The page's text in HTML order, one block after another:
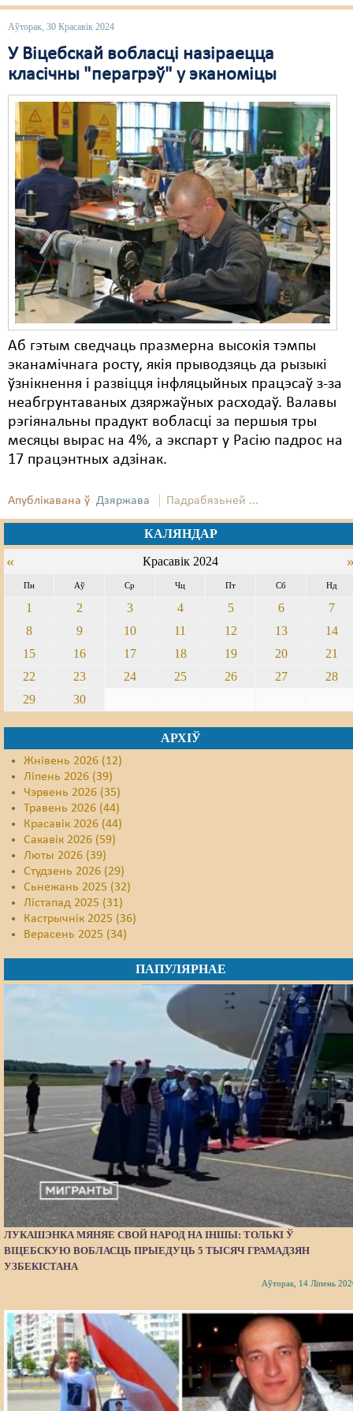
Аўторак, 30 Красавік 2024
У Віцебскай вобласці назіраецца
класічны "перагрэў" у эканоміцы
Аб гэтым сведчаць празмерна высокія тэмпы
эканамічнага росту, якія прыводзяць да рызыкі
ўзнікнення і развіцця інфляцыйных працэсаў з-за
неабгрунтаваных дзяржаўных расходаў. Валавы
рэгіянальны прадукт вобласці за першыя тры
месяцы вырас на 4%, а экспарт у Расію падрос на
17 працэнтных адзінак.
Апублікавана ў Дзяржава Падрабязьней ...
КАЛЯНДАР
« Красавік 2024
Пн Аў Ср Чц Пт Сб Нд
1 2 3 4 5 6
7
8
9 10 11 12 13
14
15
16 17 18 19 20
21
22
23 24 25 26 27
28
29
30
АРХІЎ
Жнівень 2026 (12)
Ліпень 2026 (39)
Чэрвень 2026 (35)
Травень 2026 (44)
Красавік 2026 (44)
Сакавік 2026 (59)
Люты 2026 (39)
Студзень 2026 (29)
Сьнежань 2025 (32)
Лістапад 2025 (31)
Кастрычнік 2025 (36)
Верасень 2025 (34)
ПАПУЛЯРНАЕ
ЛУКАШЭНКА МЯНЯЕ СВОЙ НАРОД НА ІНШЫ: ТОЛЬКІ Ў
ВІЦЕБСКУЮ ВОБЛАСЦЬ ПРЫЕДУЦЬ 5 ТЫСЯЧ ГРАМАДЗЯН
УЗБЕКІСТАНА
Аўторак, 14 Ліпень
Свабода слова
Свабода сумленьня
Сьмяротнае пакараньне
Экалёгія
Правы працоўных
Сацыяльныя правы